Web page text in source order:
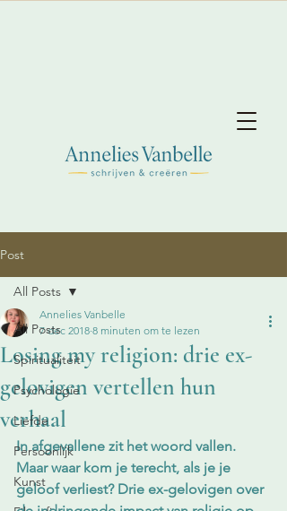
Post
All Posts
Spiritualiteit
Psychologie
Liefde
Persoonlijk
Kunst
All Posts
Losing my religion: drie ex-
gelovigen vertellen hun
verhaal
Annelies Vanbelle
7 dec 2018 8 minuten om te lezen
In afgevallene zit het woord vallen.
Maar waar kom je terecht, als je je
geloof verliest? Drie ex-gelovigen over